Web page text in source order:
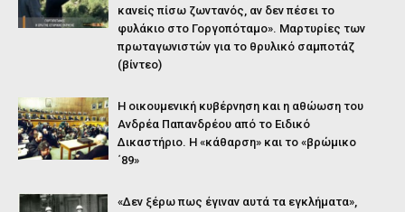
κανείς πίσω ζωντανός, αν δεν πέσει το
φυλάκιο στο Γοργοπόταμο». Μαρτυρίες των
πρωταγωνιστών για το θρυλικό σαμποτάζ
(βίντεο)
Η οικουμενική κυβέρνηση και η αθώωση του
Ανδρέα Παπανδρέου από το Ειδικό
Δικαστήριο. Η «κάθαρση» και το «βρώμικο
΄89»
«Δεν ξέρω πως έγιναν αυτά τα εγκλήματα»,